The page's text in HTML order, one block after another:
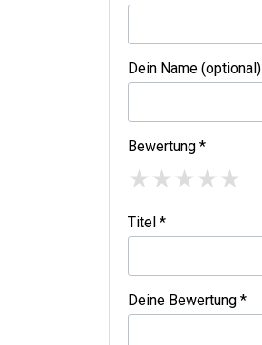
Dein Name (optional)
Bewertung *
★★★★★
Titel *
Deine Bewertung *